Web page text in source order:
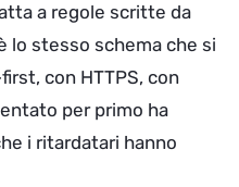
a regole scritte da
lo stesso schema che si
con HTTPS, con
per primo ha
i ritardatari hanno